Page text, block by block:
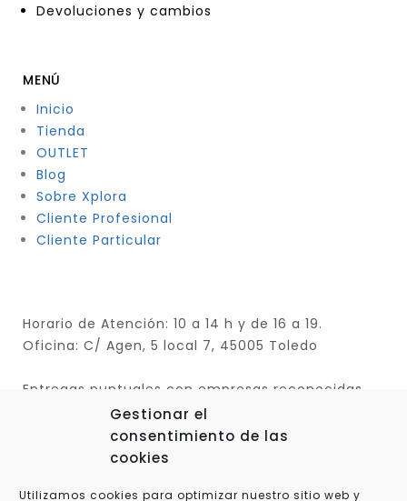
Gestionar el
consentimiento de las
cookies
Utilizamos cookies para optimizar nuestro sitio web y
Devoluciones y cambios
MENÚ
Inicio
Tienda
OUTLET
Blog
Sobre Xplora
Cliente Profesional
Cliente Particular
Horario de Atención: 10 a 14 h y de 16 a 19.
Oficina: C/ Agen, 5 local 7, 45005 Toledo
Entregas puntuales con empresas reconocidas